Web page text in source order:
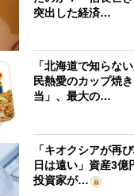
突出した経済…
「北海道で知らな
民熱愛のカップ焼
当」、最大の…
「キオクシアが再
日は遠い」資産3億
投資家が…